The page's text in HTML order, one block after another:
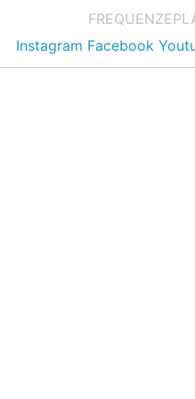
FREQUENZE
Instagram Facebook